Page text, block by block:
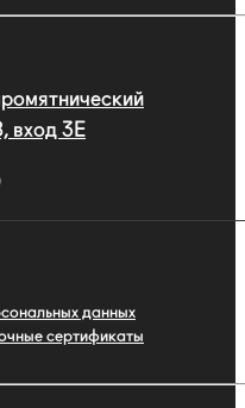
вход 3E
данных
сертификаты